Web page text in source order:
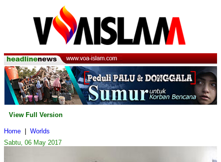
View Full Version
Home
Worlds
Sabtu, 06 May 2017